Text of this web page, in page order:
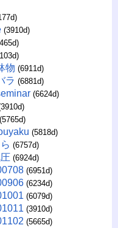
(3910d)
物 (6911d)
ラ (6881d)
(6624d)
(5765d)
(5818d)
(6757d)
(6924d)
(6951d)
(6234d)
(6079d)
(3910d)
(5665d)